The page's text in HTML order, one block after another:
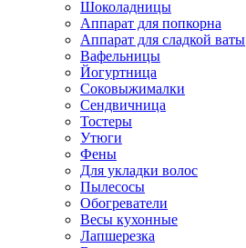
Шоколадницы
Аппарат для попкорна
Аппарат для сладкой ваты
Вафельницы
Йогуртница
Соковыжималки
Сендвичница
Тостеры
Утюги
Фены
Для укладки волос
Пылесосы
Обогреватели
Весы кухонные
Лапшерезка